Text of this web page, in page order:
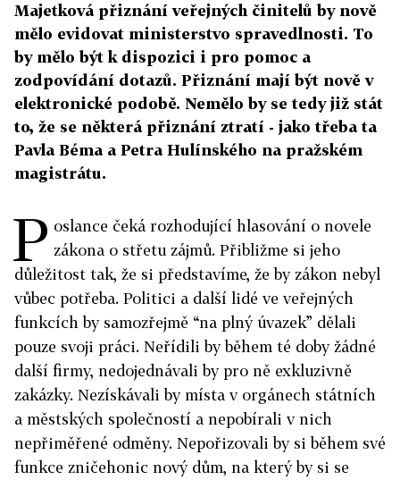
Majetková přiznání veřejných činitelů by nově
mělo evidovat ministerstvo spravedlnosti. To
by mělo být k dispozici i pro pomoc a
zodpovídání dotazů. Přiznání mají být nově v
elektronické podobě. Nemělo by se tedy již stát
to, že se některá přiznání ztratí - jako třeba ta
Pavla Béma a Petra Hulínského na pražském
magistrátu.
P oslance čeká rozhodující hlasování o novele
zákona o střetu zájmů. Přibližme si jeho
důležitost tak, že si představíme, že by zákon nebyl
vůbec potřeba. Politici a další lidé ve veřejných
funkcích by samozřejmě “na plný úvazek” dělali
pouze svoji práci. Neřídili by během té doby žádné
další firmy, nedojednávali by pro ně exkluzivně
zakázky. Nezískávali by místa v orgánech státních
a městských společností a nepobírali v nich
nepřiměřené odměny. Nepořizovali by si během své
funkce zničehonic nový dům, na který by si se